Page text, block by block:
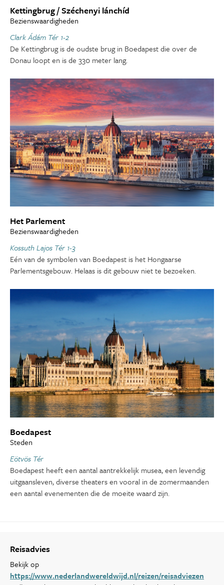
Kettingbrug / Széchenyi lánchíd
Bezienswaardigheden
Clark Ádám Tér 1-2
De Kettingbrug is de oudste brug in Boedapest die over de
Donau loopt en is de 330 meter lang.
Het Parlement
Bezienswaardigheden
Kossuth Lajos Tér 1-3
Eén van de symbolen van Boedapest is het Hongaarse
Parlementsgebouw. Helaas is dit gebouw niet te bezoeken.
Boedapest
Steden
Eötvös Tér
Boedapest heeft een aantal aantrekkelijk musea, een levendig
uitgaansleven, diverse theaters en vooral in de zomermaanden
een aantal evenementen die de moeite waard zijn.
Reisadvies
Bekijk op
https://www.nederlandwereldwijd.nl/reizen/reisadviezen